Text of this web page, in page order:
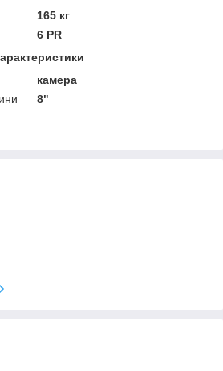
165 кг
6 PR
камера
8"